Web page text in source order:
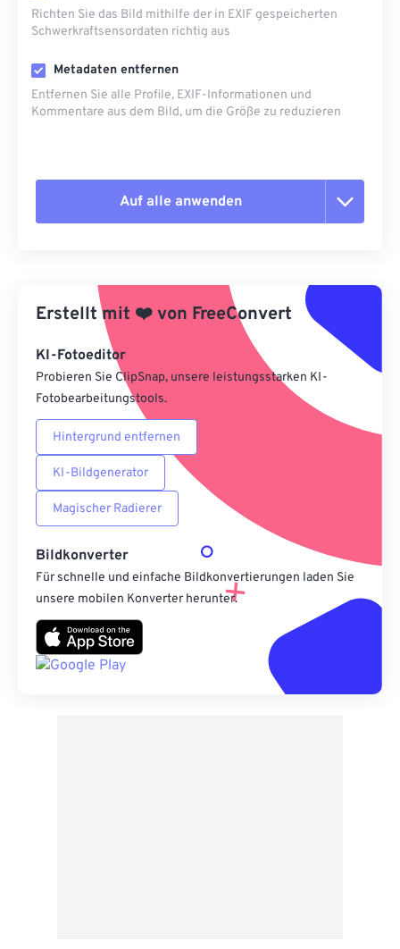
Richten Sie das Bild mithilfe der in EXIF ​​gespeicherten
Schwerkraftsensordaten richtig aus
Metadaten entfernen
Entfernen Sie alle Profile, EXIF-Informationen und
Kommentare aus dem Bild, um die Größe zu reduzieren
Auf alle anwenden
Aus Vorgabe anwenden
Als Vorgabe speichern
Erstellt mit ❤️von FreeConvert
KI-Fotoeditor
Probieren Sie ClipSnap, unsere leistungsstarken KI-
Fotobearbeitungstools.
Hintergrund entfernen
KI-Bildgenerator
Magischer Radierer
Bildkonverter
Für schnelle und einfache Bildkonvertierungen laden Sie
unsere mobilen Konverter herunter.